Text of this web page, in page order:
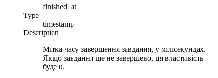
finished_at
Type
timestamp
Description
Мітка часу завершення завдання, у мілісекундах.
Якщо завдання ще не завершено, ця властивість
буде 0.